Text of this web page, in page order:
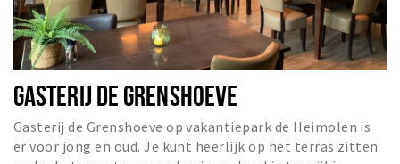
GASTERIJ DE GRENSHOEVE
Gasterij de Grenshoeve op vakantiepark de Heimolen is
er voor jong en oud. Je kunt heerlijk op het terras zitten